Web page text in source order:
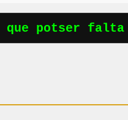
potser falta